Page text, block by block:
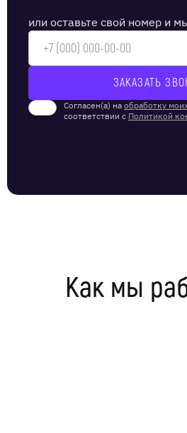
или оставьте свой номер и
Согласен(а) на обработку
соответствии с Политикой
Как мы